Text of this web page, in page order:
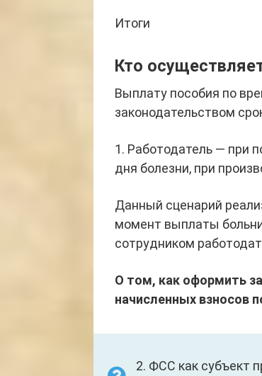
Итоги
Кто
Выплату пособия по
законодательством
1. Работодатель — при
дня болезни, при
Данный сценарий
момент выплаты
сотрудником
О том, как оформить
начисленных взносов
2. ФСС как субъект